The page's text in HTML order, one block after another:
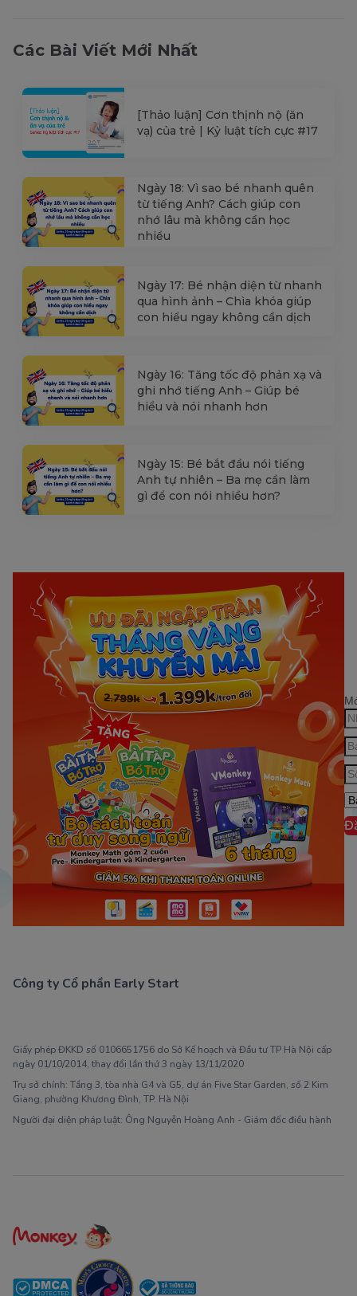
Các Bài Viết Mới Nhất
[Thảo luận] Cơn thịnh nộ (ăn
vạ) của trẻ | Kỷ luật tích cực #17
Ngày 18: Vì sao bé nhanh quên
từ tiếng Anh? Cách giúp con
nhớ lâu mà không cần học
nhiều
Ngày 17: Bé nhận diện từ nhanh
qua hình ảnh – Chìa khóa giúp
con hiểu ngay không cần dịch
Ngày 16: Tăng tốc độ phản xạ và
ghi nhớ tiếng Anh – Giúp bé
hiểu và nói nhanh hơn
Ngày 15: Bé bắt đầu nói tiếng
Anh tự nhiên – Ba mẹ cần làm
gì để con nói nhiều hơn?
Công ty Cổ phần Early Start
Giấy phép ĐKKD số 0106651756 do Sở Kế hoạch và Đầu tư TP Hà Nội cấp
ngày 01/10/2014, thay đổi lần thứ 3 ngày 13/11/2020
Trụ sở chính: Tầng 3, tòa nhà G4 và G5, dự án Five Star Garden, số 2 Kim
Giang, phường Khương Đình, TP. Hà Nội
Người đại diện pháp luật: Ông Nguyễn Hoàng Anh - Giám đốc điều hành